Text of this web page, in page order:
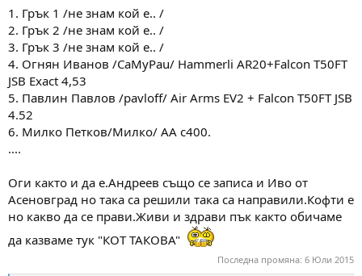
1. Грък 1 /не знам кой е.. /
2. Грък 2 /не знам кой е.. /
3. Грък 3 /не знам кой е.. /
4. Огнян Иванов /CaMyPau/ Hammerli AR20+Falcon T50FT
JSB Exact 4,53
5. Павлин Павлов /pavloff/ Air Arms EV2 + Falcon T50FT JSB
4.52
6. Милко Петков/Милко/ АА с400.
....
Оги както и да е.Андреев също се записа и Иво от
Асеновград но така са решили така са направили.Кофти е
но какво да се прави.Живи и здрави пък както обичаме
да казваме тук "КОТ ТАКОВА"
Последна промяна: 6 Юли 2015